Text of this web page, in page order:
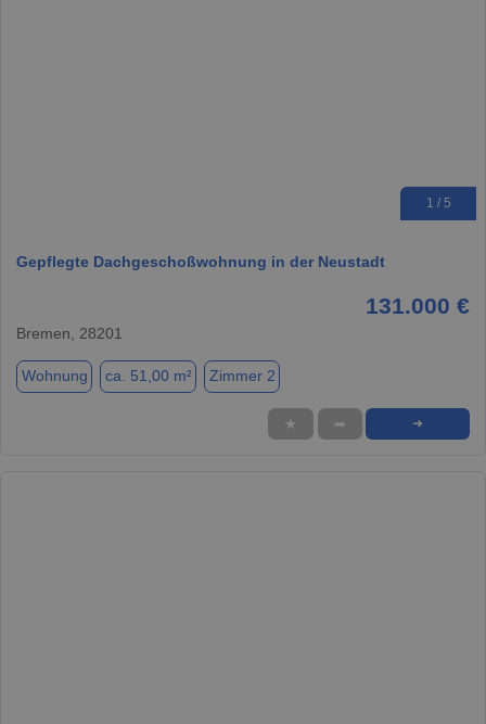
1 / 5
Gepflegte Dachgeschoßwohnung in der Neustadt
131.000 €
Bremen, 28201
Wohnung ca. 51,00 m² Zimmer 2
★ ➦ ➜